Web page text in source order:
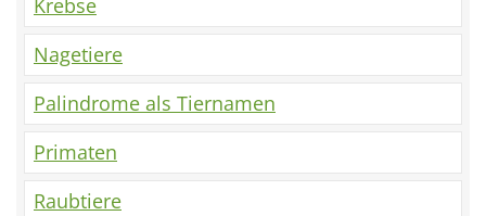
Krebse
Nagetiere
Palindrome als Tiernamen
Primaten
Raubtiere